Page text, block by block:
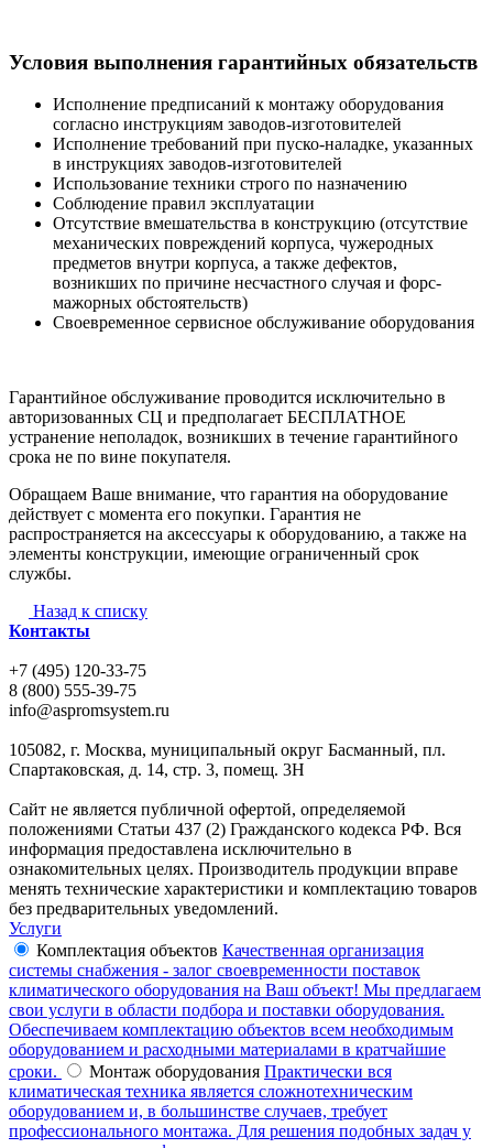
Условия выполнения гарантийных обязательств
Исполнение предписаний к монтажу оборудования
согласно инструкциям заводов-изготовителей
Исполнение требований при пуско-наладке, указанных
в инструкциях заводов-изготовителей
Использование техники строго по назначению
Соблюдение правил эксплуатации
Отсутствие вмешательства в конструкцию (отсутствие
механических повреждений корпуса, чужеродных
предметов внутри корпуса, а также дефектов,
возникших по причине несчастного случая и форс-
мажорных обстоятельств)
Своевременное сервисное обслуживание оборудования
Гарантийное обслуживание проводится исключительно в
авторизованных СЦ и предполагает БЕСПЛАТНОЕ
устранение неполадок, возникших в течение гарантийного
срока не по вине покупателя.
Обращаем Ваше внимание, что гарантия на оборудование
действует с момента его покупки. Гарантия не
распространяется на аксессуары к оборудованию, а также на
элементы конструкции, имеющие ограниченный срок
службы.
Назад к списку
Контакты
+7 (495) 120-33-75
8 (800) 555-39-75
info@aspromsystem.ru
105082, г. Москва, муниципальный округ Басманный, пл.
Спартаковская, д. 14, стр. 3, помещ. 3Н
Сайт не является публичной офертой, определяемой
положениями Статьи 437 (2) Гражданского кодекса РФ. Вся
информация предоставлена исключительно в
ознакомительных целях. Производитель продукции вправе
менять технические характеристики и комплектацию товаров
без предварительных уведомлений.
Услуги
Комплектация объектов Качественная организация
системы снабжения - залог своевременности поставок
климатического оборудования на Ваш объект! Мы предлагаем
свои услуги в области подбора и поставки оборудования.
Обеспечиваем комплектацию объектов всем необходимым
оборудованием и расходными материалами в кратчайшие
сроки.
Монтаж оборудования Практически вся
климатическая техника является сложнотехническим
оборудованием и, в большинстве случаев, требует
профессионального монтажа. Для решения подобных задач у